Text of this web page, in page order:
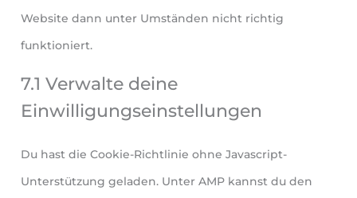
Website dann unter Umständen nicht richtig
funktioniert.
7.1 Verwalte deine
Einwilligungseinstellungen
Du hast die Cookie-Richtlinie ohne Javascript-
Unterstützung geladen. Unter AMP kannst du den